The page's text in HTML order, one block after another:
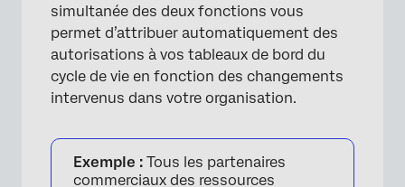
simultanée des deux fonctions vous
permet d’attribuer automatiquement des
autorisations à vos tableaux de bord du
cycle de vie en fonction des changements
intervenus dans votre organisation.
Exemple : Tous les partenaires
commerciaux des ressources